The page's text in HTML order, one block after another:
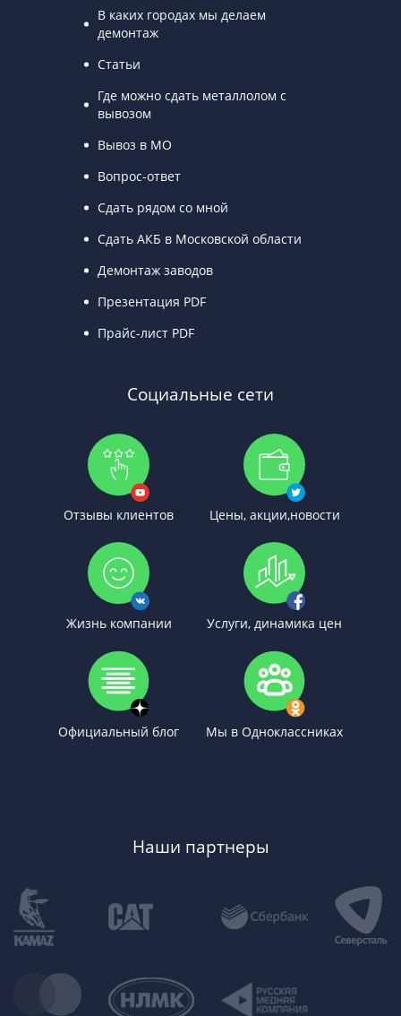
В каких городах мы делаем
демонтаж
Статьи
Где можно сдать металлолом с
вывозом
Вывоз в МО
Вопрос-ответ
Сдать рядом со мной
Сдать АКБ в Московской области
Демонтаж заводов
Презентация PDF
Прайс-лист PDF
Социальные сети
Отзывы клиентов Цены, акции,новости
Жизнь компании Услуги, динамика цен
Официальный блог Мы в Одноклассниках
Наши партнеры